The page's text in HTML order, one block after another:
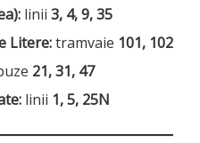
linii 3, 4, 9, 35
Litere:tramvaie 101, 102
21, 31, 47
linii 1, 5, 25N